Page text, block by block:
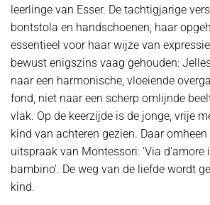
leerlinge van Esser. De tachtigjarige
bontstola en handschoenen, haar
essentieel voor haar wijze van
bewust enigszins vaag gehouden:
naar een harmonische, vloeiende
fond, niet naar een scherp omlijnde
vlak. Op de keerzijde is de jonge, vrije
kind van achteren gezien. Daar
uitspraak van Montessori: 'Via d'amore
bambino'. De weg van de liefde wordt
kind.